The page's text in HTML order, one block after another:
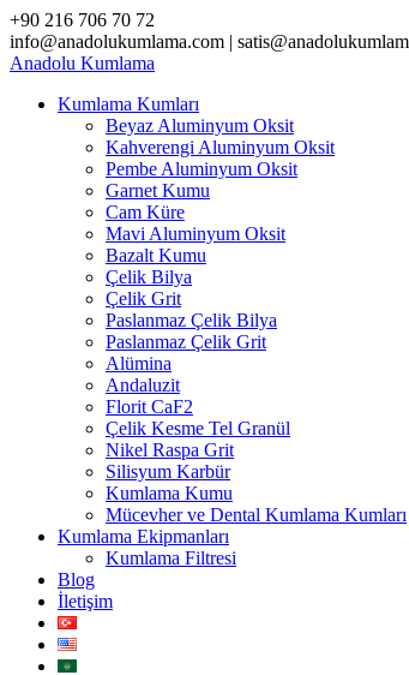
Skip
to
content
+90 216 706 70 72
info@anadolukumlama.com |
Anadolu Kumlama
Kumlama Kumları
Beyaz Aluminyum Oksit
Kahverengi Aluminyum Oksit
Pembe Aluminyum Oksit
Garnet Kumu
Cam Küre
Mavi Aluminyum Oksit
Bazalt Kumu
Çelik Bilya
Çelik Grit
Paslanmaz Çelik Bilya
Paslanmaz Çelik Grit
Alümina
Andaluzit
Florit CaF2
Çelik Kesme Tel Granül
Nikel Raspa Grit
Silisyum Karbür
Kumlama Kumu
Mücevher ve Dental Kumlama Kumları
Kumlama Ekipmanları
Kumlama Filtresi
Blog
İletişim